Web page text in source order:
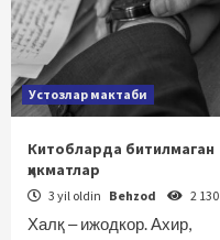
Устозлар мактаби
Китобларда битилмаган
ҳикматлар
3 yil oldin Behzod 2 130
Халқ ‒ ижодкор. Ахир,